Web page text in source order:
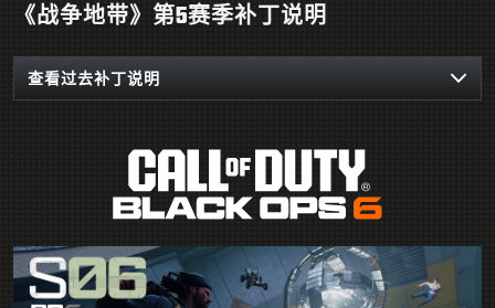
《战争地带》第5赛季补丁说明
查看过去补丁说明